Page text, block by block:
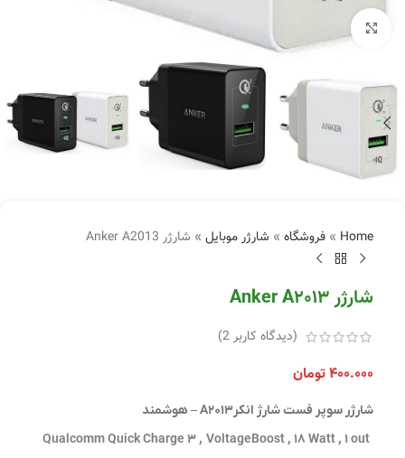
بزرگنمایی تصویر
Home
» فروشگاه » شارژر موبایل » شارژر Anker A2013
شارژر Anker A2013
(دیدگاه کاربر2
)
۴۰۰.۰۰۰تومان
شارژر سوپر فست شارژ انکرA2013 – هوشمند
VoltageBoost , 18 Watt , 1 out